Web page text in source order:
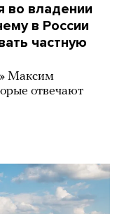
во владении
в России
частную
Максим
отвечают